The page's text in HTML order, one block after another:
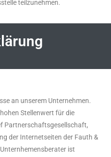
teilzunehmen.
an unserem Unternehmen.
Stellenwert für die
Partnerschaftsgesellschaft,
der Internetseiten der Fauth &
ist